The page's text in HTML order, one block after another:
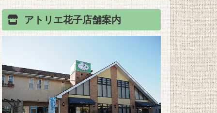
アトリエ花子店舗案内